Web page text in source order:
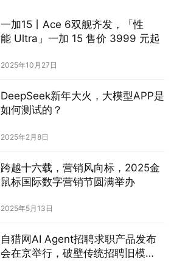
一加15丨Ace 6双舰齐发，「性
能 Ultra」一加 15 售价 3999 元起
2025年10月27日
DeepSeek新年大火，大模型APP是
如何测试的？
2025年2月8日
跨越十六载，营销风向标，2025金
鼠标国际数字营销节圆满举办
2025年5月13日
自猎网AI Agent招聘求职产品发布
会在京举行，破壁传统招聘旧模